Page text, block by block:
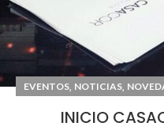
EVENTOS, NOTICIAS,
INICIO